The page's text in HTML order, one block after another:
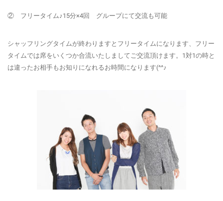
② フリータイム♪15分×4回 グループにて交流も可能
シャッフリングタイムが終わりますとフリータイムになります、フリー
タイムでは席をいくつか合流いたしましてご交流頂けます。1対1の時と
は違ったお相手もお知りになれるお時間になります(^^♪